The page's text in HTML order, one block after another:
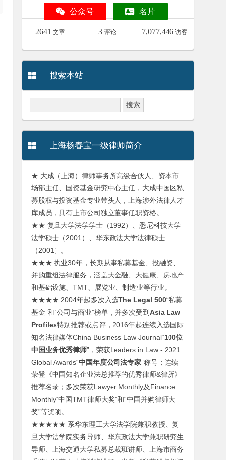
公众号 名片
2641 文章 3 评论 7,077,446 访客
搜索本站
上海杨春宝一级律师简介
★ 大成（上海）律师事务所高级合伙人、资本市
场部主任、国资基金研究中心主任，大成中国区私
募股权与投资基金专业带头人，上海涉外法律人才
库成员，具有上市公司独立董事任职资格。
★★ 复旦大学法学学士（1992）、悉尼科技大学
法学硕士（2001）、华东政法大学法律硕士
（2001）。
★★★ 执业30年，长期从事私募基金、投融资、
并购重组法律服务，涵盖大金融、大健康、房地产
和基础设施、TMT、展览业、制造业等行业。
★★★★ 2004年起多次入选The Legal 500“私募
基金”和“公司与商业”榜单，并多次受到Asia Law
Profiles特别推荐或点评，2016年起连续入选国际
知名法律媒体China Business Law Journal“100位
中国业务优秀律师”，荣获Leaders in Law - 2021
Global Awards“中国年度公司法专家”称号；连续
荣登《中国知名企业法总推荐的优秀律师&律所》
推荐名录；多次荣获Lawyer Monthly及Finance
Monthly“中国TMT律师大奖”和“中国并购律师大
奖”等奖项。
★★★★★ 系华东理工大学法学院兼职教授、复
旦大学法学院实务导师、华东政法大学兼职研究生
导师、上海交通大学私募总裁班讲师、上海市商务